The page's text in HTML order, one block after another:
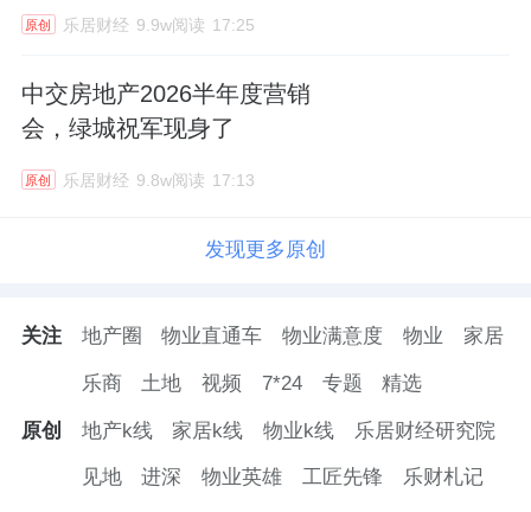
原创 乐居财经 9.9w阅读 17:25
中交房地产2026半年度营销
会，绿城祝军现身了
原创 乐居财经 9.8w阅读 17:13
发现更多原创
关注 地产圈 物业直通车 物业满意度 物业 家居
乐商 土地 视频 7*24 专题 精选
原创 地产k线 家居k线 物业k线 乐居财经研究院
见地 进深 物业英雄 工匠先锋 乐财札记